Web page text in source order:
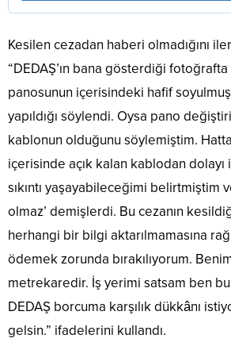
Kesilen cezadan haberi olmadığını
“DEDAŞ’ın bana gösterdiği
panosunun içerisindeki hafif
yapıldığı söylendi. Oysa pano
kablonun olduğunu söylemiştim.
içerisinde açık kalan kablodan
sıkıntı yaşayabileceğimi belirtmiştim
olmaz’ demişlerdi. Bu cezanın
herhangi bir bilgi aktarılmamasına
ödemek zorunda bırakılıyorum.
metrekaredir. İş yerimi satsam ben
DEDAŞ borcuma karşılık dükkânı
gelsin.” ifadelerini kullandı.